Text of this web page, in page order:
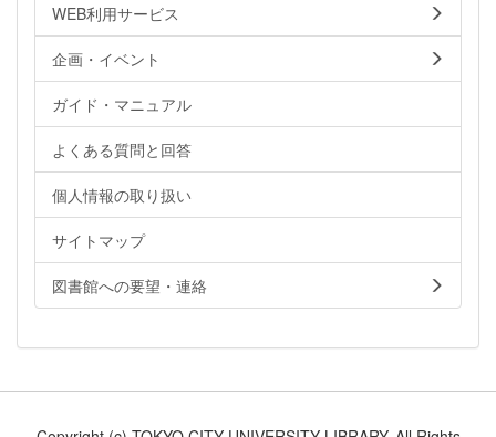
WEB利用サービス
企画・イベント
ガイド・マニュアル
よくある質問と回答
個人情報の取り扱い
サイトマップ
図書館への要望・連絡